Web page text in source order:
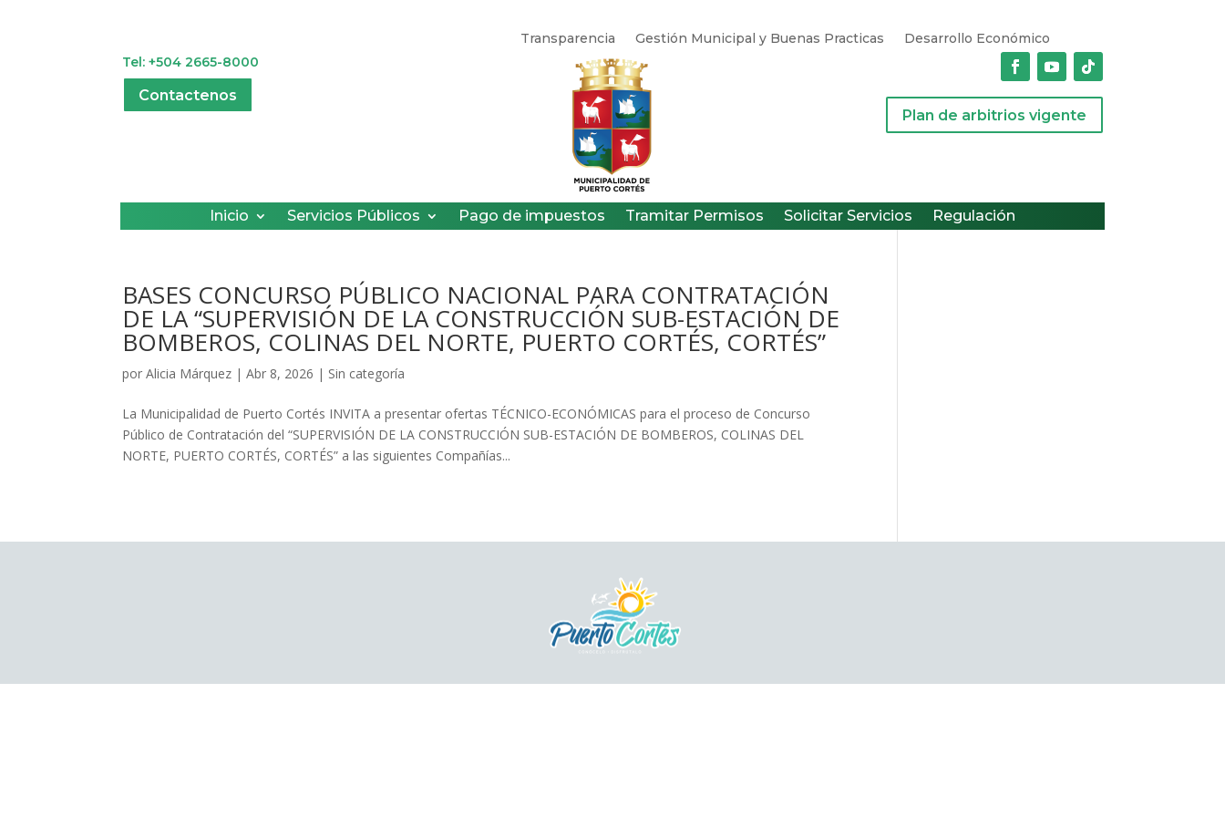
Transparencia Gestión Municipal y Buenas Practicas
Desarrollo Económico
Tel: +504 2665-8000
Contactenos
Plan de arbitrios vigente
Inicio Servicios Públicos Pago de impuestos Tramitar Permisos Solicitar Servicios Regulación
BASES CONCURSO PÚBLICO NACIONAL PARA CONTRATACIÓN
DE LA “SUPERVISIÓN DE LA CONSTRUCCIÓN SUB-ESTACIÓN DE
BOMBEROS, COLINAS DEL NORTE, PUERTO CORTÉS, CORTÉS”
porAlicia Márquez |Abr 8, 2026 | Sin categoría
La Municipalidad de Puerto Cortés INVITA a presentar ofertas TÉCNICO-ECONÓMICAS para el proceso de Concurso
Público de Contratación del “SUPERVISIÓN DE LA CONSTRUCCIÓN SUB-ESTACIÓN DE BOMBEROS, COLINAS DEL
NORTE, PUERTO CORTÉS, CORTÉS” a las siguientes Compañías...